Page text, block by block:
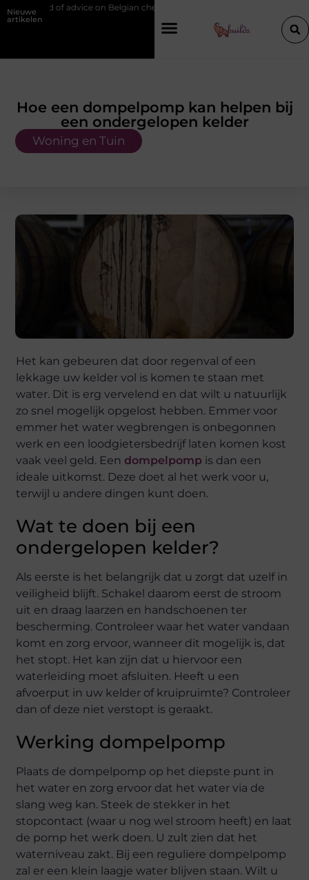
Nieuwe
artikelen
on Belgian chef training and education
Hoe een dompelpomp kan helpen bij
een ondergelopen kelder
Woning en Tuin
Het kan gebeuren dat door regenval of een
lekkage uw kelder vol is komen te staan met
water. Dit is erg vervelend en dat wilt u natuurlijk
zo snel mogelijk opgelost hebben. Emmer voor
emmer het water wegbrengen is onbegonnen
werk en een loodgietersbedrijf laten komen kost
vaak veel geld. Een dompelpomp is dan een
ideale uitkomst. Deze doet al het werk voor u,
terwijl u andere dingen kunt doen.
Wat te doen bij een
ondergelopen kelder?
Als eerste is het belangrijk dat u zorgt dat uzelf in
veiligheid blijft. Schakel daarom eerst de stroom
uit en draag laarzen en handschoenen ter
bescherming. Controleer waar het water vandaan
komt en zorg ervoor, wanneer dit mogelijk is, dat
het stopt. Het kan zijn dat u hiervoor een
waterleiding moet afsluiten. Heeft u een
afvoerput in uw kelder of kruipruimte? Controleer
dan of deze niet verstopt is geraakt.
Werking dompelpomp
Plaats de dompelpomp op het diepste punt in
het water en zorg ervoor dat het water via de
slang weg kan. Steek de stekker in het
stopcontact (waar u nog wel stroom heeft) en laat
de pomp het werk doen. U zult zien dat het
waterniveau zakt. Bij een reguliere dompelpomp
zal er een klein laagje water blijven staan. Wilt u